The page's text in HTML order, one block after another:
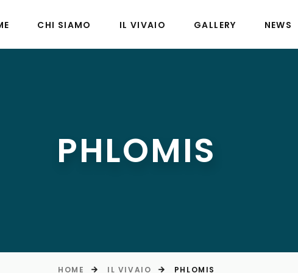
CHI SIAMO IL VIVAIO GALLERY NEWS
PHLOMIS
HOME IL VIVAIO PHLOMIS